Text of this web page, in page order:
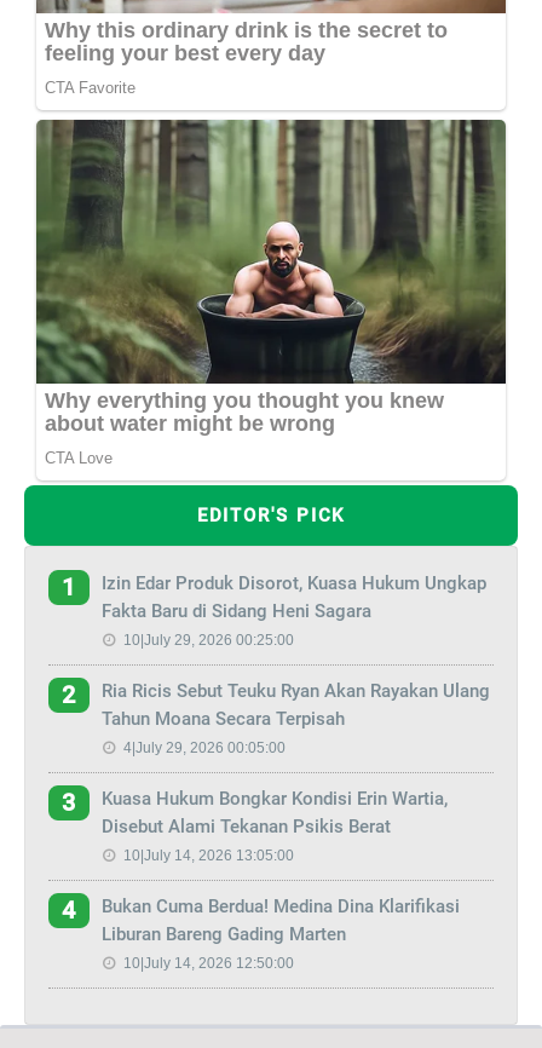
EDITOR'S PICK
1
Izin Edar Produk Disorot, Kuasa Hukum Ungkap
Fakta Baru di Sidang Heni Sagara
10|July 29, 2026 00:25:00
2
Ria Ricis Sebut Teuku Ryan Akan Rayakan Ulang
Tahun Moana Secara Terpisah
4|July 29, 2026 00:05:00
3
Kuasa Hukum Bongkar Kondisi Erin Wartia,
Disebut Alami Tekanan Psikis Berat
10|July 14, 2026 13:05:00
4
Bukan Cuma Berdua! Medina Dina Klarifikasi
Liburan Bareng Gading Marten
10|July 14, 2026 12:50:00